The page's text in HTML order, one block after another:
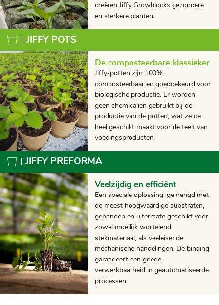
creëren Jiffy Growblocks gezondere
en sterkere planten.
JIFFY POTS
De composteerbare klassieker
Jiffy-potten zijn 100%
composteerbaar en goedgekeurd voor
biologische productie. Er worden
geen chemicaliën gebruikt bij de
productie van de potten, wat ze de
heel geschikt maakt voor de teelt van
voedingsproducten.
JIFFY PREFORMA
Veelzijdig en efficiënt
Een speciale oplossing, gemengd met
de meest hoogwaardige substraten,
gebonden en uitermate geschikt voor
zowel moeilijk wortelend
stekmateriaal, als veeleisende
mechanische handelingen. De binding
garandeert een goede
verwerkbaarheid in geautomatiseerde
processen.